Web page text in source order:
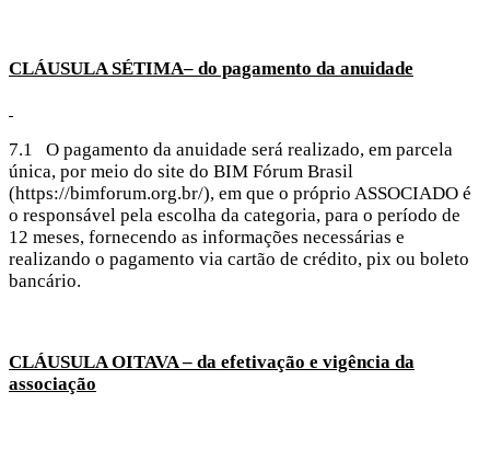
CLÁUSULA SÉTIMA– do pagamento da anuidade
7.1 O pagamento da anuidade será realizado, em parcela
única, por meio do site do BIM Fórum Brasil
(https://bimforum.org.br/), em que o próprio ASSOCIADO é
o responsável pela escolha da categoria, para o período de
12 meses, fornecendo as informações necessárias e
realizando o pagamento via cartão de crédito, pix ou boleto
bancário.
CLÁUSULA OITAVA – da efetivação e vigência da
associação